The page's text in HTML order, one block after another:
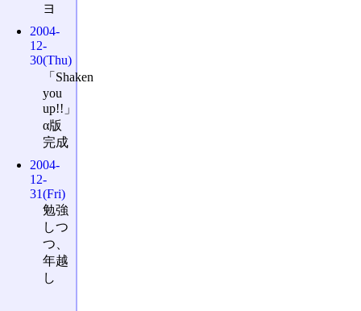
ヨ
2004-
12-
30(Thu)
「Shaken
you
up!!」
α版
完成
2004-
12-
31(Fri)
勉強
しつ
つ、
年越
し